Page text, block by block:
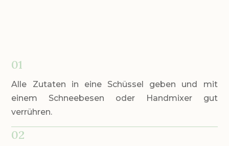
01
Alle Zutaten in eine Schüssel geben und mit
einem Schneebesen oder Handmixer gut
verrühren.
02